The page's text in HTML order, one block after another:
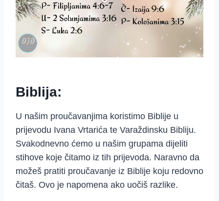
Biblija:
U našim proučavanjima koristimo Biblije u
prijevodu Ivana Vrtarića te Varaždinsku Bibliju.
Svakodnevno ćemo u našim grupama dijeliti
stihove koje čitamo iz tih prijevoda. Naravno da
možeš pratiti proučavanje iz Biblije koju redovno
čitaš. Ovo je napomena ako uočiš razlike.